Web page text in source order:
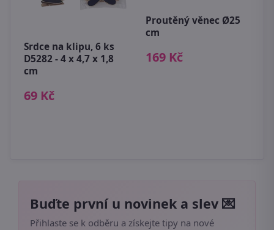
Srdce na klipu, 6 ks
D5282 - 4 x 4,7 x 1,8
cm
69 Kč
Proutěný věnec Ø25
cm
169 Kč
Buďte první u novinek a slev 💌
Přihlaste se k odběru a získejte tipy na nové